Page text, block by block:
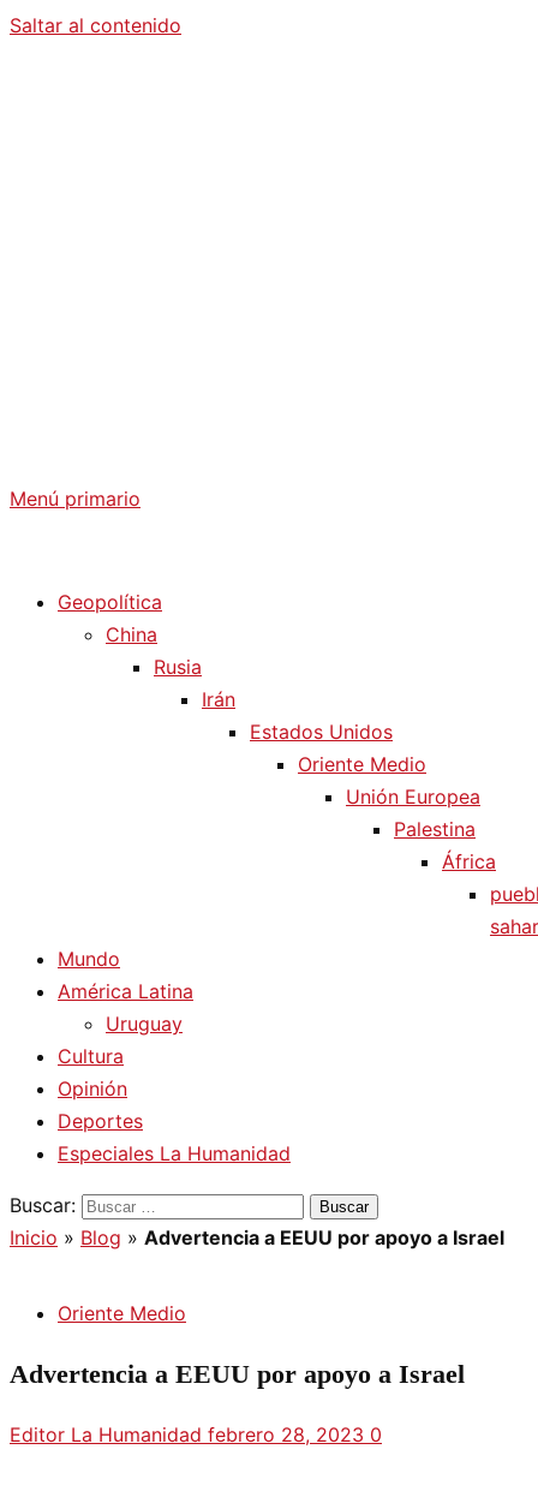
Saltar al contenido
Menú primario
Geopolítica
China
Rusia
Irán
Estados Unidos
Oriente Medio
Unión Europea
Palestina
África
Mundo
América Latina
Uruguay
Cultura
Opinión
Deportes
Especiales La Humanidad
Buscar:
Inicio » Blog » Advertencia a EEUU por apoyo a Israel
Oriente Medio
Advertencia a EEUU por apoyo a Israel
Editor La Humanidad febrero 28, 2023 0